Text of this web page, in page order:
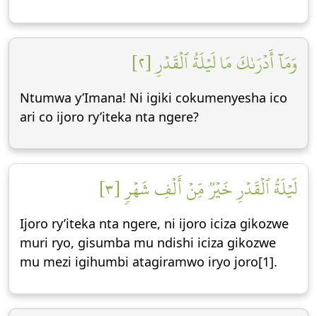
وَمَآ أَدۡرَىٰكَ مَا لَيۡلَةُ ٱلۡقَدۡرِ [٢]
Ntumwa y’Imana! Ni igiki cokumenyesha ico
ari co ijoro ry’iteka nta ngere?
لَيۡلَةُ ٱلۡقَدۡرِ خَيۡرٞ مِّنۡ أَلۡفِ شَهۡرٖ [٣]
Ijoro ry’iteka nta ngere, ni ijoro iciza gikozwe
muri ryo, gisumba mu ndishi iciza gikozwe
mu mezi igihumbi atagiramwo iryo joro[1].